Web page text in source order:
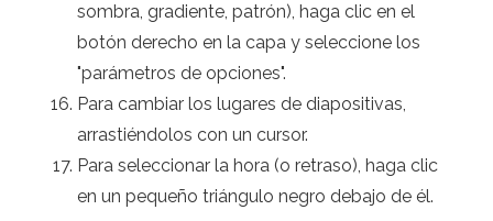
sombra, gradiente, patrón), haga clic en el
botón derecho en la capa y seleccione los
"parámetros de opciones".
Para cambiar los lugares de diapositivas,
arrastiéndolos con un cursor.
Para seleccionar la hora (o retraso), haga clic
en un pequeño triángulo negro debajo de él.